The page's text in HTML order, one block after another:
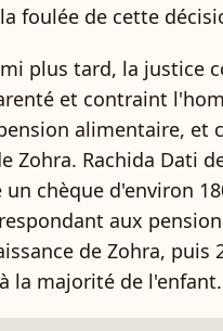
foulée de cette
plus tard, la justice
et contraint
alimentaire, et
Zohra. Rachida Dati
chèque d'environ
aux
de Zohra, puis
la majorité de l'enfant.